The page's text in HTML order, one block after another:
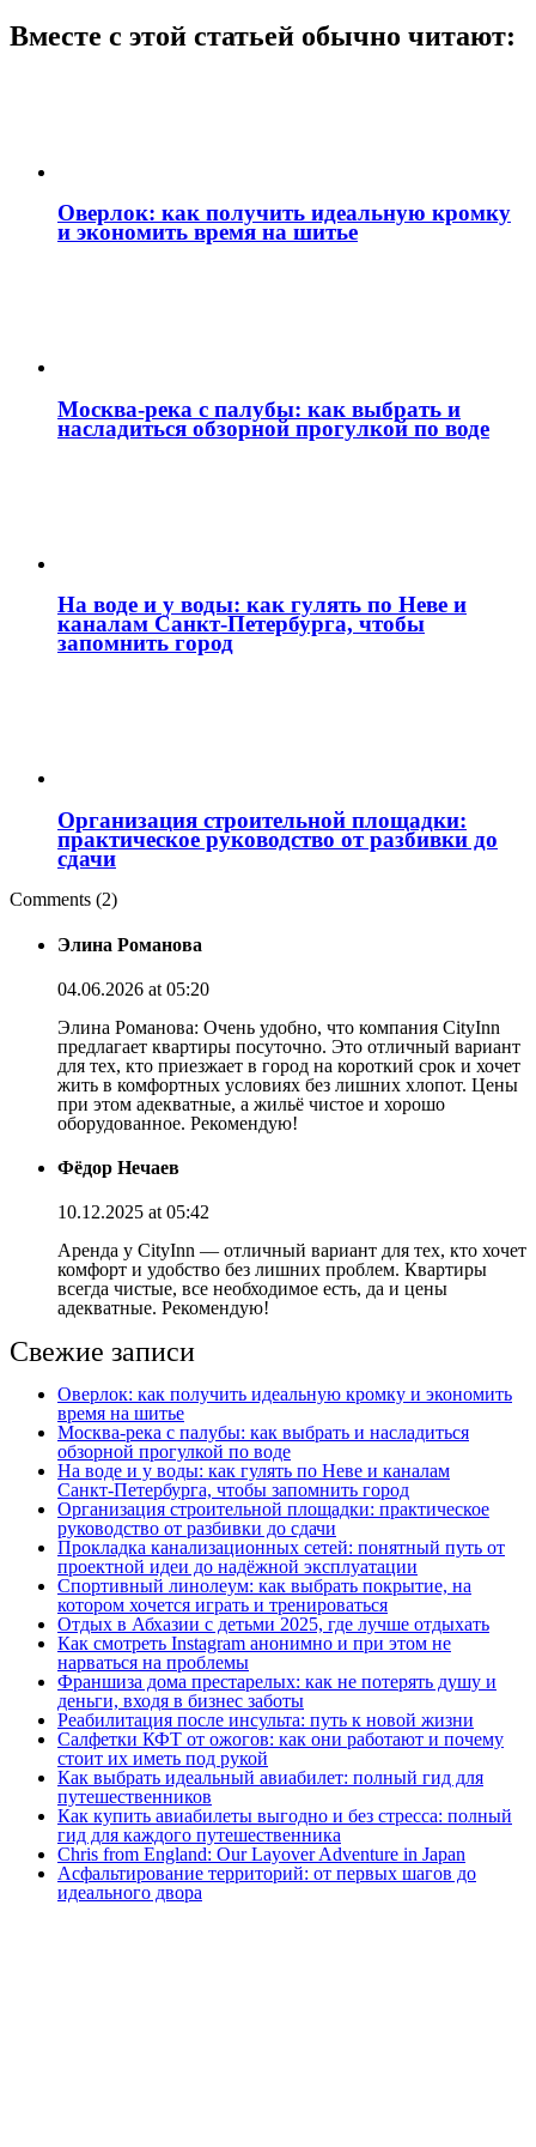
Вместе с этой статьей обычно читают:
Оверлок: как получить идеальную кромку
и экономить время на шитье
Москва‑река с палубы: как выбрать и
насладиться обзорной прогулкой по воде
На воде и у воды: как гулять по Неве и
каналам Санкт‑Петербурга, чтобы
запомнить город
Организация строительной площадки:
практическое руководство от разбивки до
сдачи
Comments (2)
Элина Романова
04.06.2026 at 05:20
Элина Романова: Очень удобно, что компания CityInn
предлагает квартиры посуточно. Это отличный вариант
для тех, кто приезжает в город на короткий срок и хочет
жить в комфортных условиях без лишних хлопот. Цены
при этом адекватные, а жильё чистое и хорошо
оборудованное. Рекомендую!
Фёдор Нечаев
10.12.2025 at 05:42
Аренда у CityInn — отличный вариант для тех, кто хочет
комфорт и удобство без лишних проблем. Квартиры
всегда чистые, все необходимое есть, да и цены
адекватные. Рекомендую!
Свежие записи
Оверлок: как получить идеальную кромку и экономить
время на шитье
Москва‑река с палубы: как выбрать и насладиться
обзорной прогулкой по воде
На воде и у воды: как гулять по Неве и каналам
Санкт‑Петербурга, чтобы запомнить город
Организация строительной площадки: практическое
руководство от разбивки до сдачи
Прокладка канализационных сетей: понятный путь от
проектной идеи до надёжной эксплуатации
Спортивный линолеум: как выбрать покрытие, на
котором хочется играть и тренироваться
Отдых в Абхазии с детьми 2025, где лучше отдыхать
Как смотреть Instagram анонимно и при этом не
нарваться на проблемы
Франшиза дома престарелых: как не потерять душу и
деньги, входя в бизнес заботы
Реабилитация после инсульта: путь к новой жизни
Салфетки КФТ от ожогов: как они работают и почему
стоит их иметь под рукой
Как выбрать идеальный авиабилет: полный гид для
путешественников
Как купить авиабилеты выгодно и без стресса: полный
гид для каждого путешественника
Chris from England: Our Layover Adventure in Japan
Асфальтирование территорий: от первых шагов до
идеального двора